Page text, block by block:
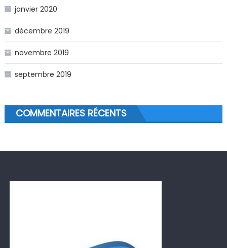
janvier 2020
décembre 2019
novembre 2019
septembre 2019
COMMENTAIRES RÉCENTS